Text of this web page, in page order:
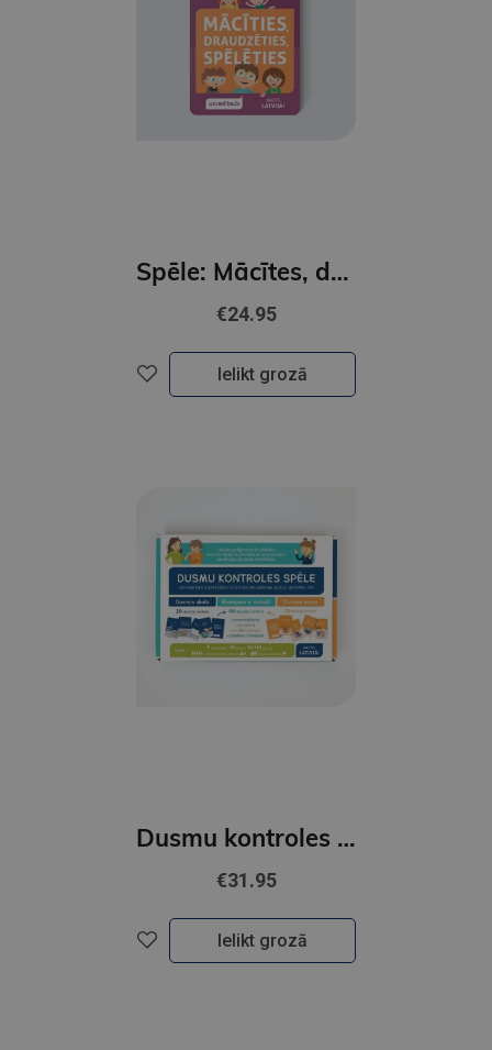
Spēle: Mācītes, draudzēties, spēlēties
€24.95
Ielikt grozā
Dusmu kontroles spēle
€31.95
Ielikt grozā